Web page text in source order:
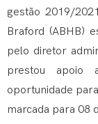
gestão 2019/
Braford (ABHB)
pelo diretor
prestou apoio
oportunidade
marcada para 08